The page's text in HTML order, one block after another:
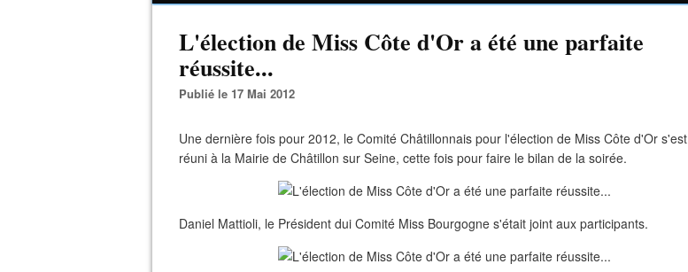
L'élection de Miss Côte d'Or a été une parfaite
réussite...
Publié le 17 Mai 2012
Une dernière fois pour 2012, le Comité Châtillonnais pour l'élection de Miss Côte d'Or s'est
réuni à la Mairie de Châtillon sur Seine, cette fois pour faire le bilan de la soirée.
Daniel Mattioli, le Président dui Comité Miss Bourgogne s'était joint aux participants.